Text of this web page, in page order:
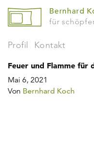
Bernhard
für
Profil Kontakt
Feuer und Flamme für
Mai 6, 2021
Von Bernhard Koch